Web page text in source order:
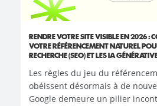
RENDRE VOTRE SITE VISIBLE EN 2026 :
VOTRE RÉFÉRENCEMENT NATUREL
RECHERCHE (SEO) ET LES IA
Les règles du jeu du
obéissent désormais à de
Google demeure un pilier